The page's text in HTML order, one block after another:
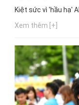
Kiệt sức vì 'hầu hạ' AI
Xem thêm [+]